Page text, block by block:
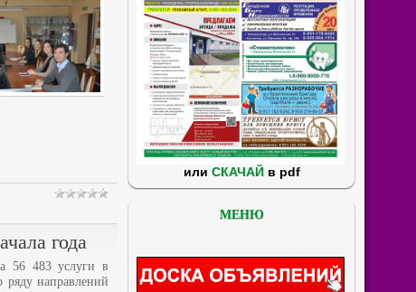
года
56 483 услуги в
ряду направлений
или СКАЧАЙв pdf
МЕНЮ